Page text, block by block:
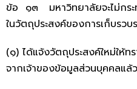
ข้อ ๑๓ มหาวิทยาลัยจะไม่กระ
ในวัตถุประสงค์ของการเก็บรว
(๑) ได้แจ้งวัตถุประสงค์ใหม่ให้
จากเจ้าของข้อมูลส่วนบุคคลแล้ว